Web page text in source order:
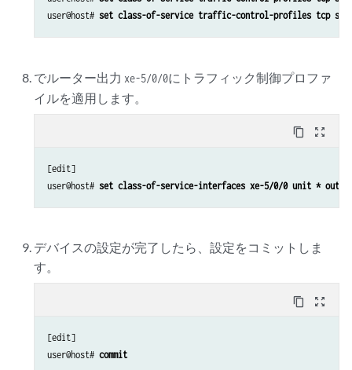
user@host# set class-of-service traffic-control-profiles tcp
でルーター出力 xe-5/0/0にトラフィック制御プロファ
イルを適用します。
content_copy zoom_out_map
[edit]
user@host# set class-of-service-interfaces xe-5/0/0 unit *
デバイスの設定が完了したら、設定をコミットしま
す。
content_copy zoom_out_map
[edit]
user@host# commit